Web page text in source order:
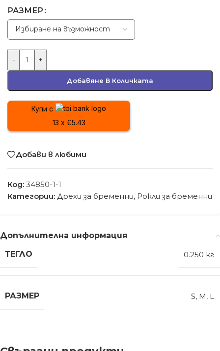
РАЗМЕР
- +
Добавяне В Количката
Купи с
13 x €5.43
Добави в любими
Код: 34850-1-1
Категории: Дрехи за бременни, Рокли за бременни
Допълнителна информация
ТЕГЛО
0.250 кг
РАЗМЕР S, M, L